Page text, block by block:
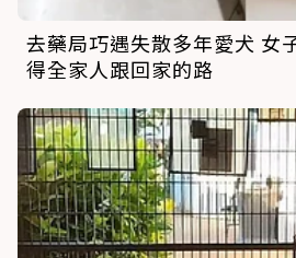
去藥局巧遇失散多年愛犬 女
得全家人跟回家的路